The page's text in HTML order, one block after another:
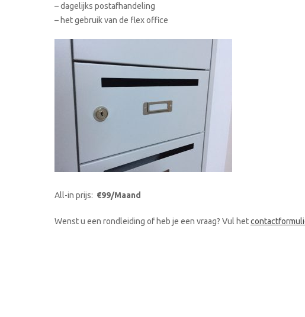
– dagelijks postafhandeling
– het gebruik van de flex office
All-in prijs: €99/Maand
Wenst u een rondleiding of heb je een vraag? Vul het